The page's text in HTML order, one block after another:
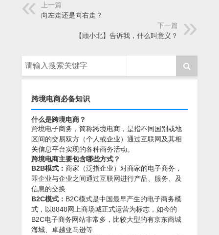
上一篇
向左走还是向右走？
下一篇
【顾小北】告诉我，什么叫意义？
跨境电商必备知识
什么是跨境电商？
跨境电子商务，简称跨境电商，是指不同国别或地
区间的交易双方（个人或企业）通过互联网及其相
关信息平台实现的各种商务活动。
跨境电商主要包含哪些方式？
B2B模式： 商家（泛指企业）对商家的电子商务，
即企业与企业之间通过互联网进行产品、服务、及
信息的交换
B2C模式： B2C模式是中国最早产生的电子商务模
式，以8848网上商场城正式运营为标志，如今的
B2C电子商务网站非常多，比较大型的有京东商城
海城、卓越亚马逊等